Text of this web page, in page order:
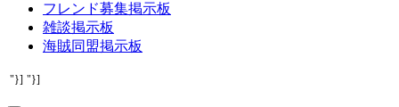
フレンド募集掲示板
雑談掲示板
海賊同盟掲示板
"}] "}]